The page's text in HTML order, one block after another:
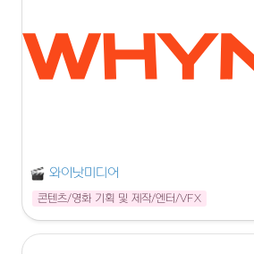
와이낫미디어
콘텐츠/영화 기획 및 제작/엔터/VFX